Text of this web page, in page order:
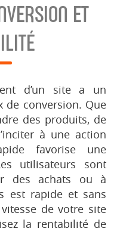
ET
d’un site a un
de conversion. Que
des produits, de
à une action
favorise une
utilisateurs sont
des achats ou à
est rapide et sans
de votre site
la rentabilité de